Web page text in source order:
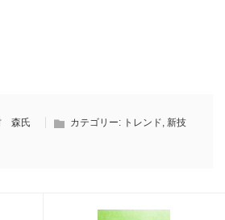
森氏 カテゴリー: トレンド, 新技